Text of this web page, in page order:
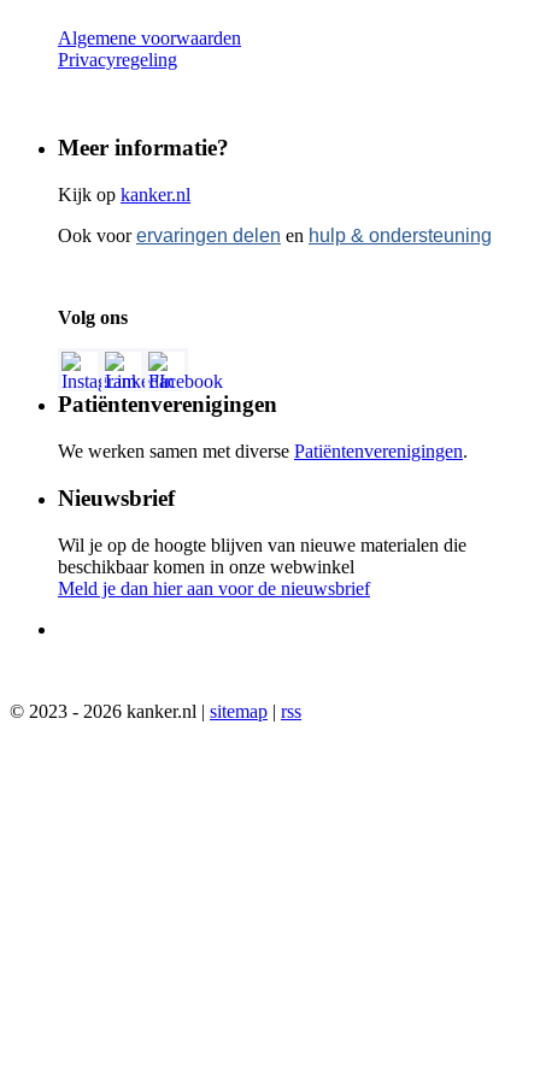
Algemene voorwaarden
Privacyregeling
Meer informatie?
Kijk op kanker.nl
Ook voorervaringen delen en hulp & ondersteuning
Volg ons
Patiëntenverenigingen
We werken samen met diverse Patiëntenverenigingen.
Nieuwsbrief
Wil je op de hoogte blijven van nieuwe materialen die
beschikbaar komen in onze webwinkel
Meld je dan hier aan voor de nieuwsbrief
© 2023 - 2026 kanker.nl | sitemap | rss